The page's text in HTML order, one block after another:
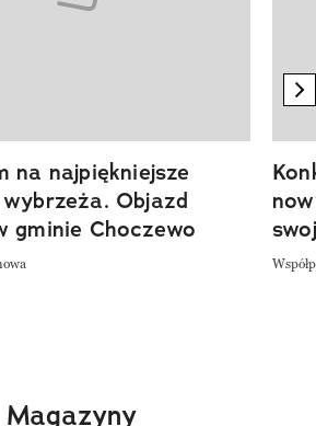
na najpiękniejsze
Objazd
gminie Choczewo
Magazyny